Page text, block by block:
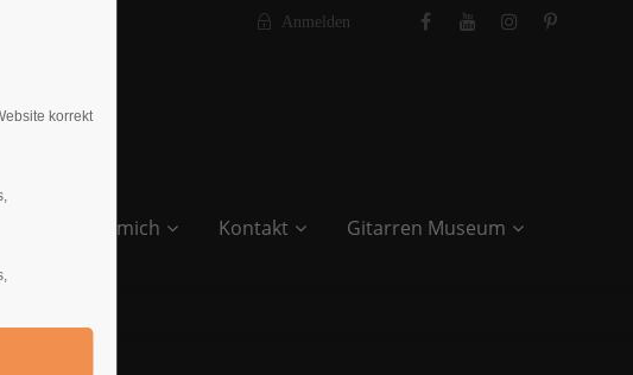
Anmelden
Über mich Kontakt Gitarren Museum
korrekt